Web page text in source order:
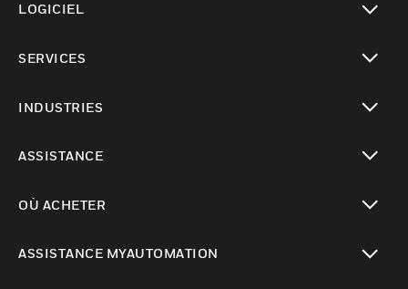
LOGICIEL
SERVICES
INDUSTRIES
ASSISTANCE
OÙ ACHETER
ASSISTANCE MYAUTOMATION